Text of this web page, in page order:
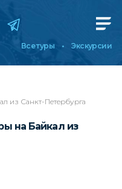
Все туры Экскурсии
из Санкт-Петербурга
на Байкал из